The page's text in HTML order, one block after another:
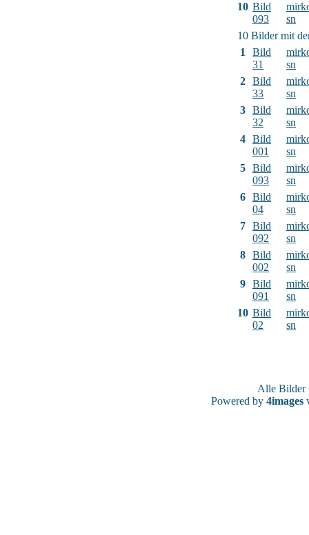
10 Bild
093
sn
10 Bilder mit
1
Bild
31
sn
2 Bild
33
sn
3 Bild
32
sn
4 Bild
001
sn
5 Bild
093
sn
6 Bild
04
sn
7 Bild
092
sn
8 Bild
002
sn
9 Bild
091
sn
10 Bild
02
sn
Alle
Powered by 4images